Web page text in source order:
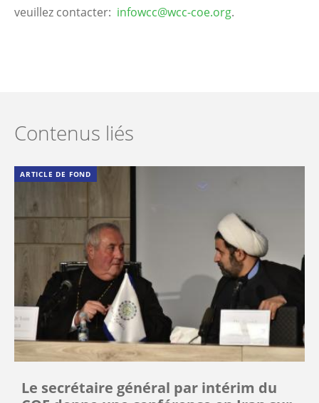
veuillez contacter: infowcc@wcc-coe.org.
Contenus liés
ARTICLE DE FOND
Le secrétaire général par intérim du